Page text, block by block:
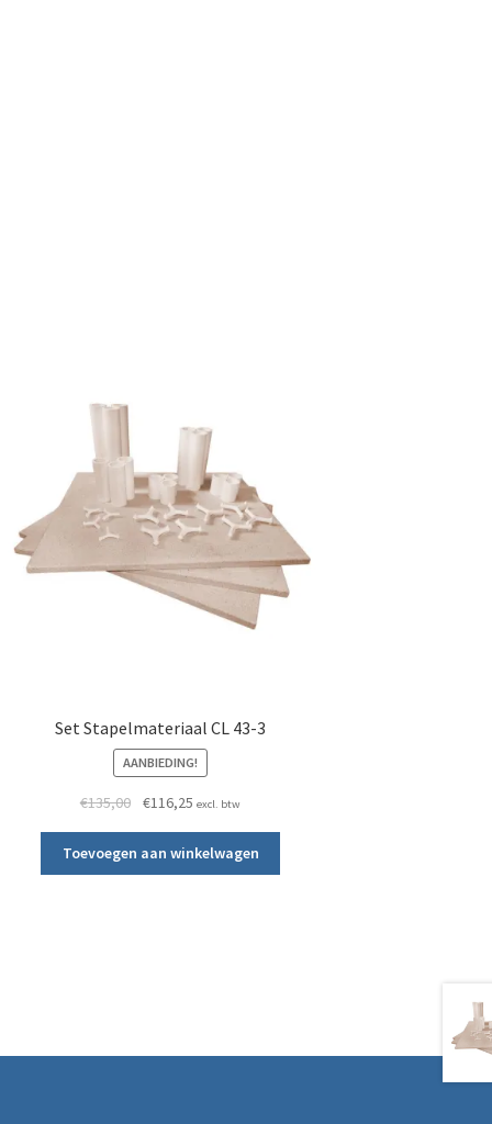
Set Stapelmateriaal CL 43-3
AANBIEDING!
€135,00 Oorspronkelijke prijs was: €135,00.
€116,25 Huidige prijs is: €116,25.
excl. btw
Toevoegen aan winkelwagen